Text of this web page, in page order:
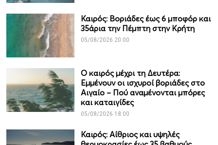
Καιρός: Βοριάδες έως 6 μποφόρ και
35άρια την Πέμπτη στην Κρήτη
05/08/2026 20:00
Ο καιρός μέχρι τη Δευτέρα:
Εμμένουν οι ισχυροί βοριάδες στο
Αιγαίο – Πού αναμένονται μπόρες
και καταιγίδες
05/08/2026 18:00
Καιρός: Αίθριος και υψηλές